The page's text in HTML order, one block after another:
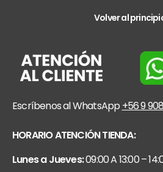
Volver al
Escríbenos al WhatsApp +56 9
HORARIO ATENCIÓN TIENDA:
Lunes a Jueves:09:00 A 13:00 –